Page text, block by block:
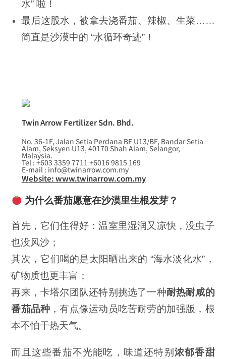
水” 啦！
最后这股水，被拿去浇番茄、辣椒、生菜……
简直是沙漠中的 “水循环奇迹”！
Twin Arrow Fertilizer Sdn. Bhd.
No. 36-1F, Jalan Setia Perdana BF U13/BF, Bandar Setia
Alam, Seksyen U13, 40170 Shah Alam, Selangor,
Malaysia.
Tel : +603 3359 7711 +6016 9815 169
E-mail : info@twinarrow.com.my
Website: www.twinarrow.com.my
为什么番茄愿意在沙漠里生根发芽？
首先，它们住得好：温室里湿润又凉快，没虫子
也没风沙；
其次，它们喝的是太阳晒出来的 “海水淡化水”，
矿物质也更丰富；
再来，卡塔尔团队还特别挑选了一种耐热耐咸的
番茄品种 ，有点像运动员吃苦耐劳的加强版，根
本不怕干热天气。
而且这些番茄不光能吃，味道还特别 浓郁香甜